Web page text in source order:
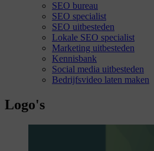
SEO bureau
SEO specialist
SEO uitbesteden
Lokale SEO specialist
Marketing uitbesteden
Kennisbank
Social media uitbesteden
Bedrijfsvideo laten maken
Logo's